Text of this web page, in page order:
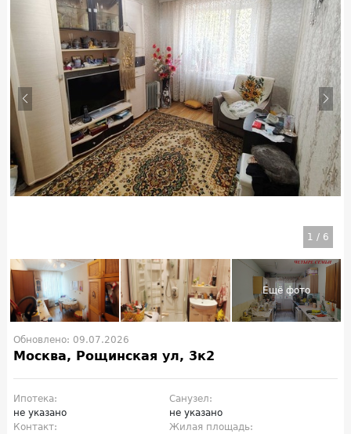
1 / 6
Обновлено: 09.07.2026
Москва, Рощинская ул, 3к2
Ипотека:
не указано
Санузел:
не указано
Контакт:
Жилая площадь: